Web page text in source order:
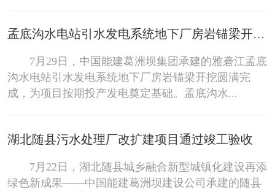
孟底沟水电站引水发电系统地下厂房岩锚梁开挖圆满完成
7月29日，中国能建葛洲坝集团承建的雅砻江孟底
沟水电站引水发电系统地下厂房岩锚梁开挖圆满完
成，为项目按期投产发电奠定基础。孟底沟水...
湖北随县污水处理厂改扩建项目通过竣工验收
7月22日，湖北随县城乡融合新型城镇化建设再添
绿色新成果——中国能建葛洲坝建设公司承建的随县